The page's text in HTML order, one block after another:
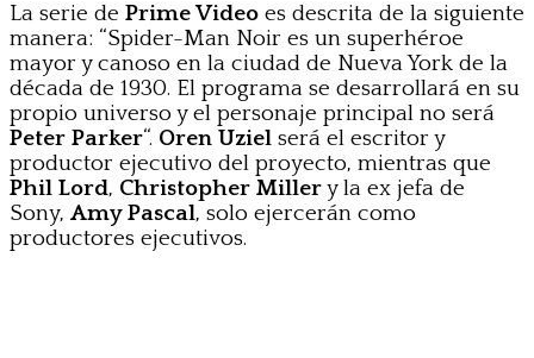
La serie de Prime Video es descrita de la siguiente
manera: “Spider-Man Noir es un superhéroe
mayor y canoso en la ciudad de Nueva York de la
década de 1930. El programa se desarrollará en su
propio universo y el personaje principal no será
Peter Parker“. Oren Uziel será el escritor y
productor ejecutivo del proyecto, mientras que
Phil Lord, Christopher Millery la ex jefa de
Sony, Amy Pascal, solo ejercerán como
productores ejecutivos.